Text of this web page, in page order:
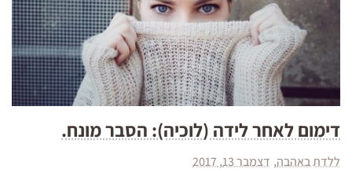
דימום לאחר לידה (לוכיה): הסבר מונח.
ללדת באהבה דצמבר 13, 2017